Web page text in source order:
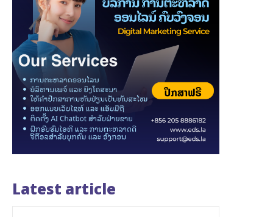
Latest article